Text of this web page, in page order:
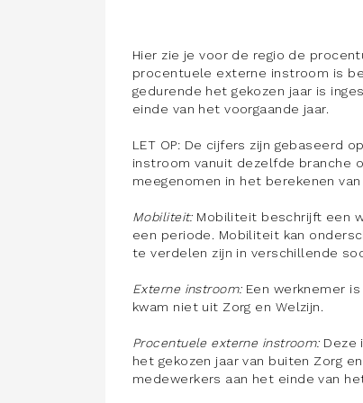
Hier zie je voor de regio de
procentuele externe instroom is
gedurende het gekozen jaar is
einde van het voorgaande jaar.
LET OP: De cijfers zijn gebaseerd
instroom vanuit dezelfde branche
meegenomen in het berekenen
Mobiliteit: Mobiliteit beschrijft een
een periode. Mobiliteit kan
te verdelen zijn in verschillende
Externe instroom: Een werknemer
kwam niet uit Zorg en Welzijn.
Procentuele externe instroom: Deze
het gekozen jaar van buiten Zorg
medewerkers aan het einde van